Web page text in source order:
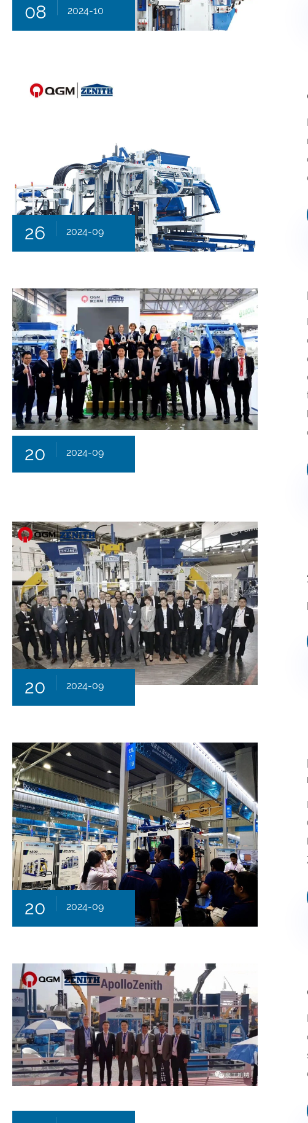
08 2024-10
26 2024-09
20 2024-09
20 2024-09
20 2024-09